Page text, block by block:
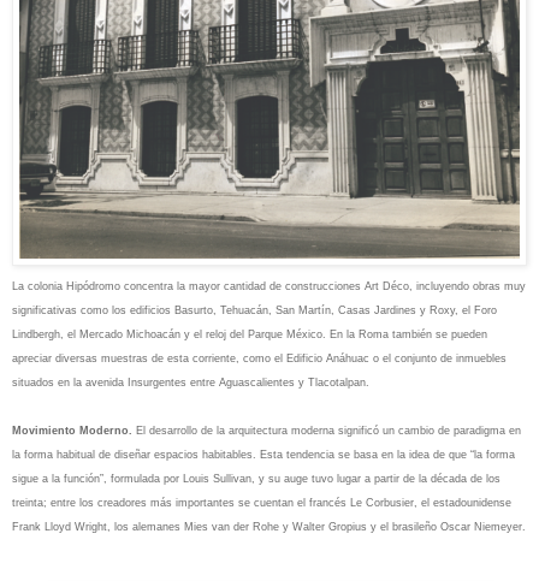
La colonia Hipódromo concentra la mayor cantidad de construcciones Art Déco, incluyendo obras muy
significativas como los edificios Basurto, Tehuacán, San Martín, Casas Jardines y Roxy, el Foro
Lindbergh, el Mercado Michoacán y el reloj del Parque México. En la Roma también se pueden
apreciar diversas muestras de esta corriente, como el Edificio Anáhuac o el conjunto de inmuebles
situados en la avenida Insurgentes entre Aguascalientes y Tlacotalpan.
Movimiento Moderno.
El desarrollo de la arquitectura moderna significó un cambio de paradigma en
la forma habitual de diseñar espacios habitables. Esta tendencia se basa en la idea de que “la forma
sigue a la función”, formulada por Louis Sullivan, y su auge tuvo lugar a partir de la década de los
treinta; entre los creadores más importantes se cuentan el francés Le Corbusier, el estadounidense
Frank Lloyd Wright, los alemanes Mies van der Rohe y Walter Gropius y el brasileño Oscar Niemeyer.